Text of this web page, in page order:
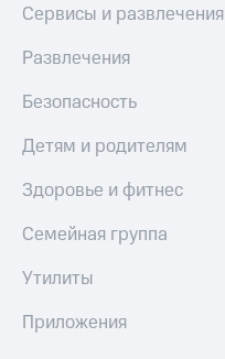
Сервисы и развлечения
Развлечения
Безопасность
Детям и родителям
Здоровье и фитнес
Семейная группа
Утилиты
Приложения